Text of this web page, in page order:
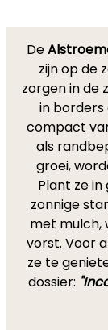
De
zijn op de
zorgen in de
in borders
compact
als
groei,
Plant ze
zonnige
met mulch,
vorst. Voor
ze te
dossier: